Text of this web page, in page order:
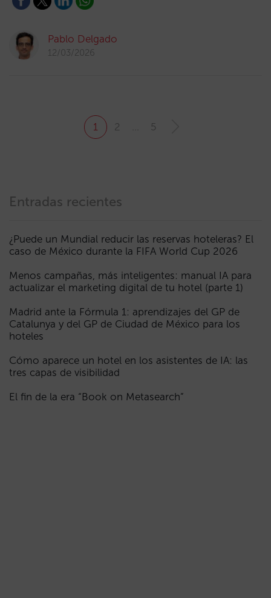
Pablo Delgado
12/03/2026
1 2 5
Entradas recientes
¿Puede un Mundial reducir las reservas hoteleras? El
caso de México durante la FIFA World Cup 2026
Menos campañas, más inteligentes: manual IA para
actualizar el marketing digital de tu hotel (parte 1)
Madrid ante la Fórmula 1: aprendizajes del GP de
Catalunya y del GP de Ciudad de México para los
hoteles
Cómo aparece un hotel en los asistentes de IA: las
tres capas de visibilidad
El fin de la era “Book on Metasearch”